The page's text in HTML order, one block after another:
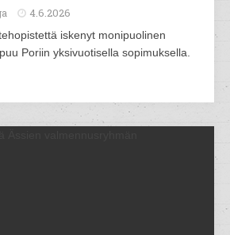
4.6.2026
iskenyt monipuolinen
Poriin yksivuotisella sopimuksella.